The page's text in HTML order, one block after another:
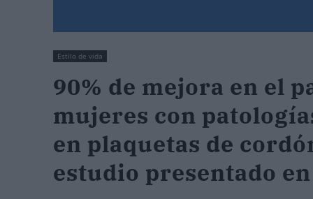
Estilo de vida
90% de mejora en el
mujeres con
en plaquetas de
estudio presentado